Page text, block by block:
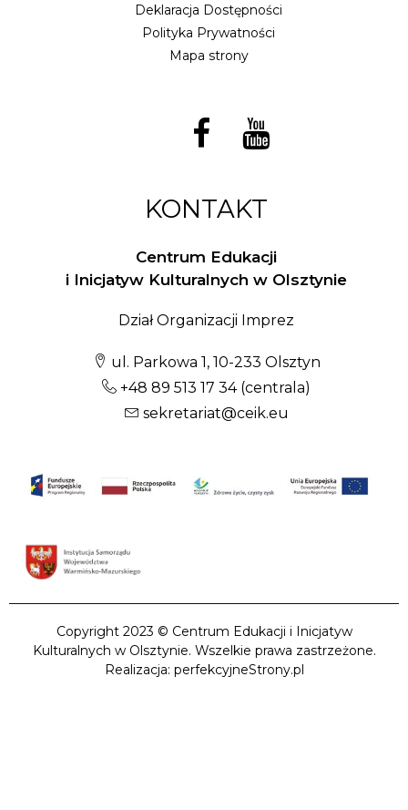
Deklaracja Dostępności
Polityka Prywatności
Mapa strony
KONTAKT
Centrum Edukacji
i Inicjatyw Kulturalnych w Olsztynie
Dział Organizacji Imprez
ul. Parkowa 1, 10-233 Olsztyn
+48 89 513 17 34(centrala)
sekretariat@ceik.eu
Copyright 2023 © Centrum Edukacji i Inicjatyw
Kulturalnych w Olsztynie. Wszelkie prawa zastrzeżone.
Realizacja: perfekcyjneStrony.pl